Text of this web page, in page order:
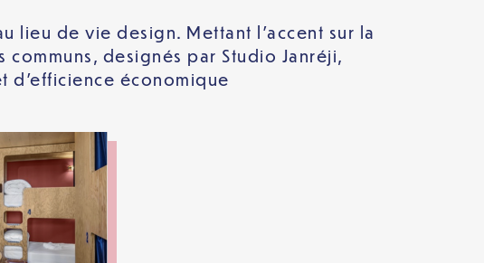
lieu de vie design. Mettant l’accent sur la
designés par Studio Janréji,
d’efficience économique